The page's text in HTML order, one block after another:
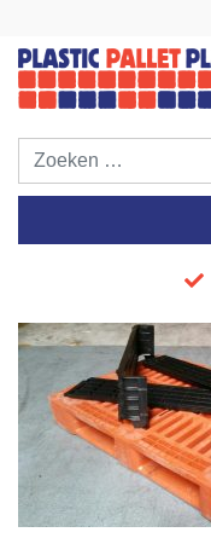
Plastic Pallet Plaza
Plastic Pallets Plaza, de
Europa!